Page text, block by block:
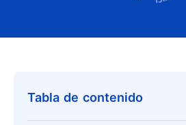
Tabla de contenido